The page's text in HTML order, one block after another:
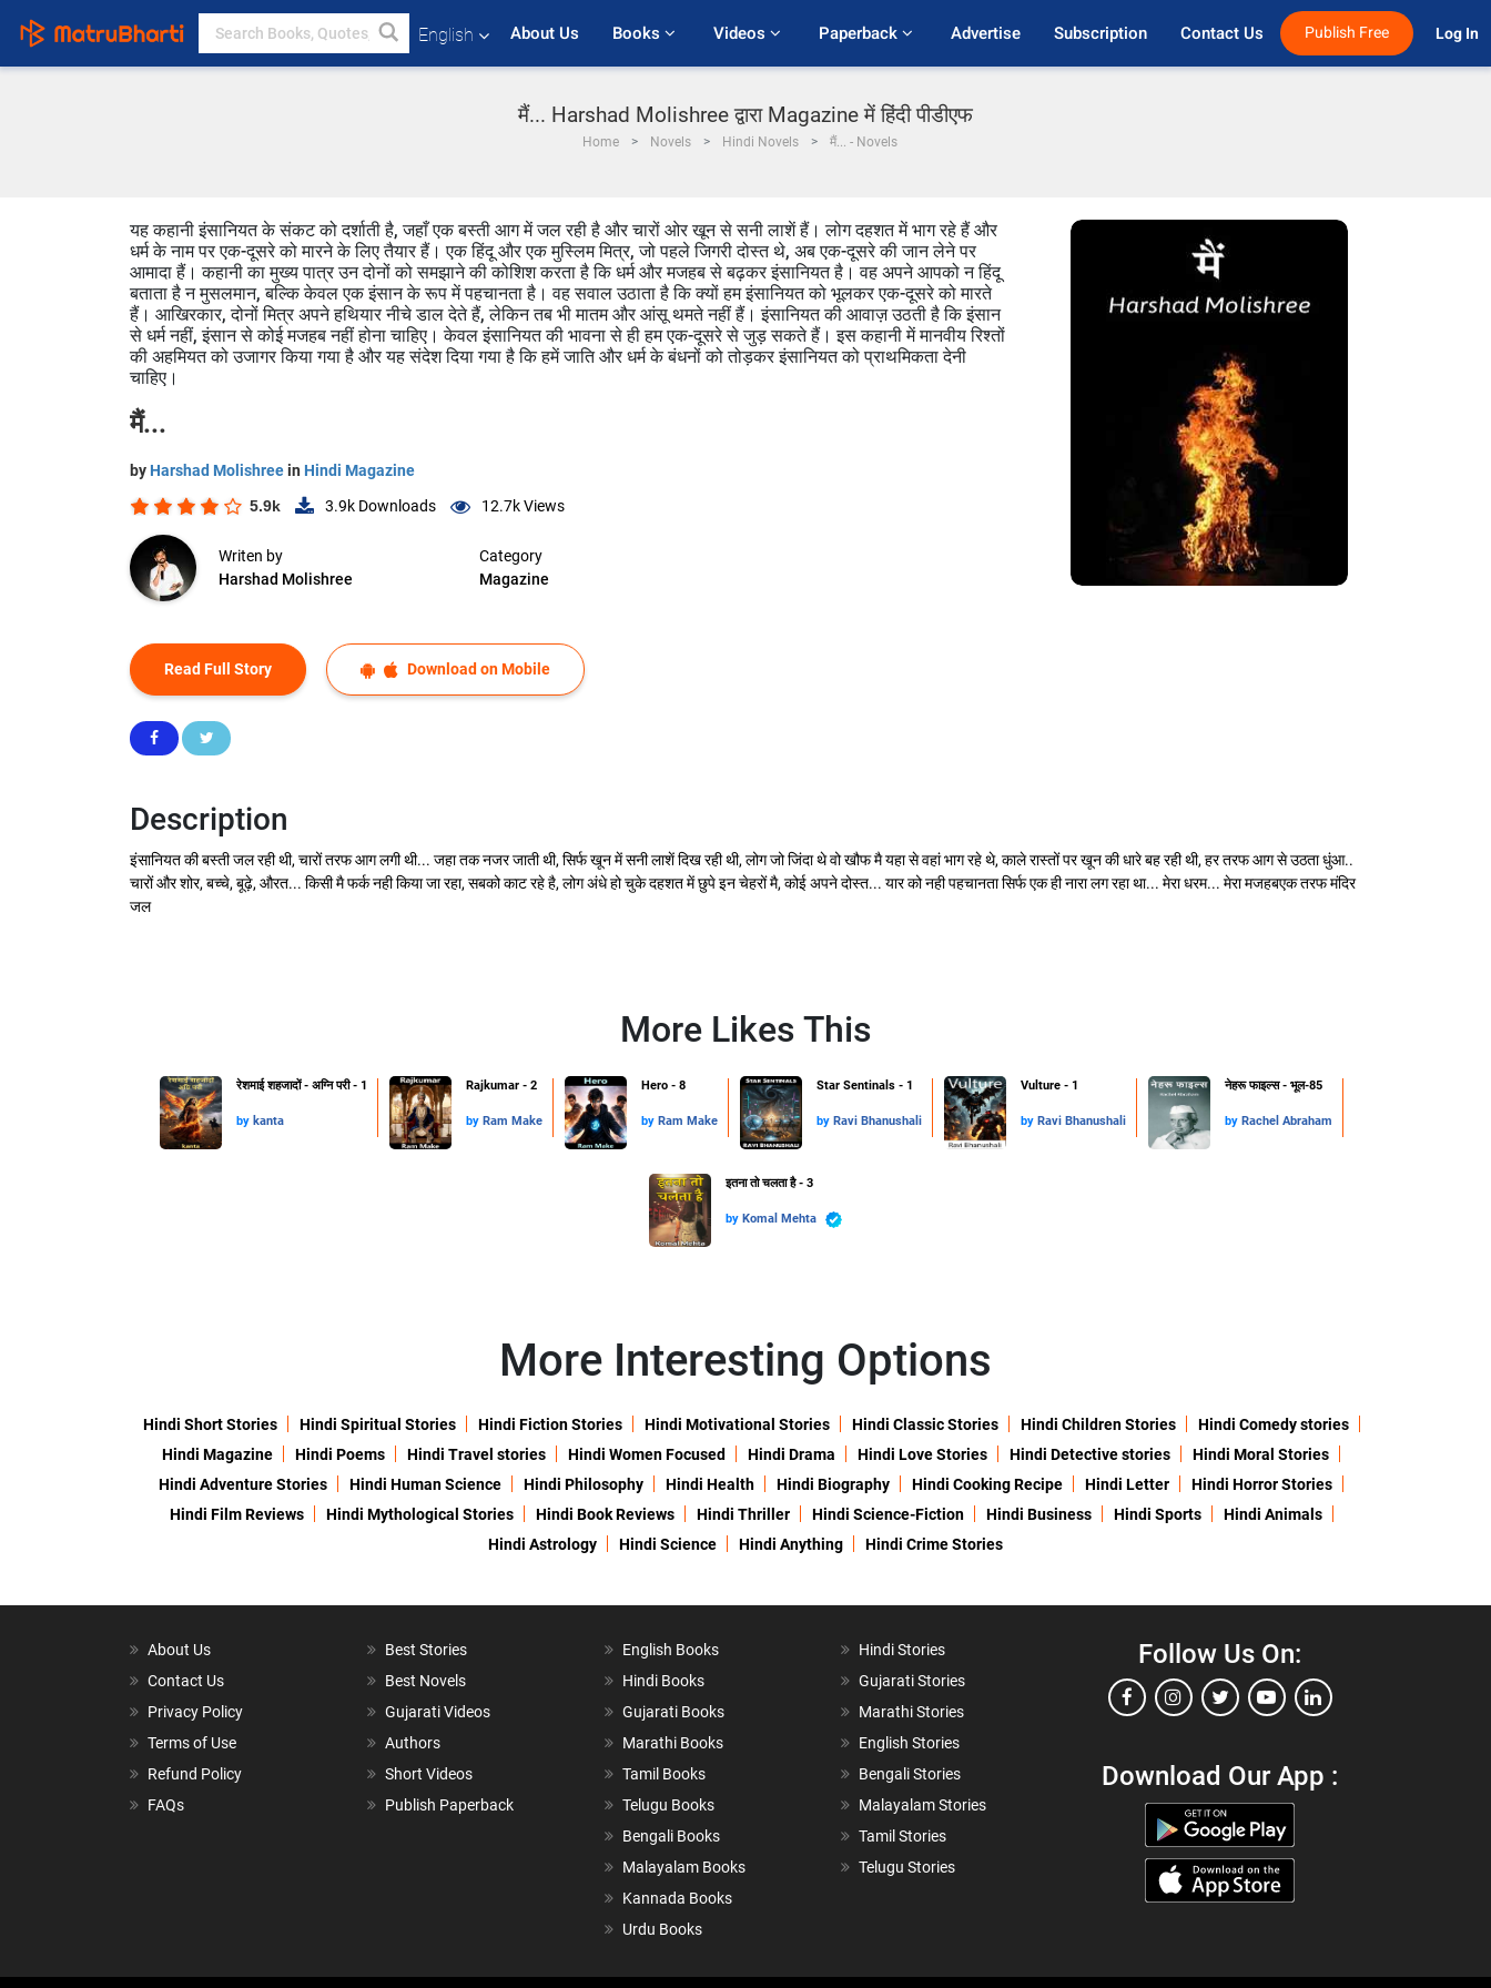
English About Us Books Videos Paperback Advertise Subscription Contact Us Publish Free Log In
मैं... Harshad Molishree द्वारा Magazine में हिंदी पीडीएफ
Home Novels Hindi Novels मैं... - Novels
यह कहानी इंसानियत के संकट को दर्शाती है, जहाँ एक बस्ती आग में जल रही है और चारों ओर खून से सनी लाशें हैं। लोग दहशत में भाग रहे हैं और
धर्म के नाम पर एक-दूसरे को मारने के लिए तैयार हैं। एक हिंदू और एक मुस्लिम मित्र, जो पहले जिगरी दोस्त थे, अब एक-दूसरे की जान लेने पर
आमादा हैं। कहानी का मुख्य पात्र उन दोनों को समझाने की कोशिश करता है कि धर्म और मजहब से बढ़कर इंसानियत है। वह अपने आपको न हिंदू
बताता है न मुसलमान, बल्कि केवल एक इंसान के रूप में पहचानता है। वह सवाल उठाता है कि क्यों हम इंसानियत को भूलकर एक-दूसरे को मारते
हैं। आखिरकार, दोनों मित्र अपने हथियार नीचे डाल देते हैं, लेकिन तब भी मातम और आंसू थमते नहीं हैं। इंसानियत की आवाज़ उठती है कि इंसान
से धर्म नहीं, इंसान से कोई मजहब नहीं होना चाहिए। केवल इंसानियत की भावना से ही हम एक-दूसरे से जुड़ सकते हैं। इस कहानी में मानवीय रिश्तों
की अहमियत को उजागर किया गया है और यह संदेश दिया गया है कि हमें जाति और धर्म के बंधनों को तोड़कर इंसानियत को प्राथमिकता देनी
चाहिए।
मैं...
by Harshad Molishreein Hindi Magazine
5.9k 3.9k Downloads 12.7kViews
Writen by
Harshad Molishree
Category
Magazine
Read Full Story Download on Mobile
Description
इंसानियत की बस्ती जल रही थी, चारों तरफ आग लगी थी... जहा तक नजर जाती थी, सिर्फ खून में सनी लाशें दिख रही थी, लोग जो जिंदा थे वो खौफ मै यहा से वहां भाग रहे थे, काले रास्तों पर खून की धारे बह रही थी, हर तरफ आग से उठता धुंआ..
चारों और शोर, बच्चे, बूढ़े, औरत... किसी मै फर्क नही किया जा रहा, सबको काट रहे है, लोग अंधे हो चुके दहशत में छुपे इन चेहरों मै, कोई अपने दोस्त... यार को नही पहचानता सिर्फ एक ही नारा लग रहा था... मेरा धरम... मेरा मजहबएक तरफ मंदिर
जल
More Likes This
रेशमाई शहजादों - अग्नि परी - 1
by kanta
Rajkumar - 2
by Ram Make
Hero - 8
by Ram Make
Star Sentinals - 1
by Ravi Bhanushali
Vulture - 1
by Ravi Bhanushali
नेहरू फाइल्स - भूल-85
by Rachel Abraham
इतना तो चलता है - 3
by Komal Mehta
More Interesting Options
Hindi Short Stories Hindi Spiritual Stories Hindi Fiction Stories Hindi Motivational Stories Hindi Classic Stories Hindi Children Stories
Hindi Comedy stories
Hindi Magazine
Hindi Poems Hindi Travel stories Hindi Women Focused Hindi Drama Hindi Love Stories Hindi Detective stories
Hindi Moral Stories
Hindi Adventure Stories
Hindi Human Science Hindi Philosophy Hindi Health Hindi Biography Hindi Cooking Recipe Hindi Letter
Hindi Horror Stories
Hindi Film Reviews
Hindi Mythological Stories Hindi Book Reviews Hindi Thriller Hindi Science-Fiction Hindi Business Hindi Sports
Hindi Animals
Hindi Astrology
Hindi Science Hindi Anything Hindi Crime Stories
About Us
Contact Us
Privacy Policy
Terms of Use
Refund Policy
FAQs
Best Stories
Best Novels
Gujarati Videos
Authors
Short Videos
Publish Paperback
English Books
Hindi Books
Gujarati Books
Marathi Books
Tamil Books
Telugu Books
Bengali Books
Malayalam Books
Kannada Books
Urdu Books
Hindi Stories
Gujarati Stories
Marathi Stories
English Stories
Bengali Stories
Malayalam Stories
Tamil Stories
Telugu Stories
Follow Us On:
Download Our App :